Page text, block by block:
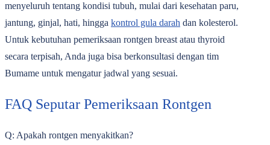
menyeluruh tentang kondisi tubuh, mulai dari kesehatan paru,
jantung, ginjal, hati, hingga kontrol gula darah dan kolesterol.
Untuk kebutuhan pemeriksaan rontgen breast atau thyroid
secara terpisah, Anda juga bisa berkonsultasi dengan tim
Bumame untuk mengatur jadwal yang sesuai.
FAQ Seputar Pemeriksaan Rontgen
Q: Apakah rontgen menyakitkan?